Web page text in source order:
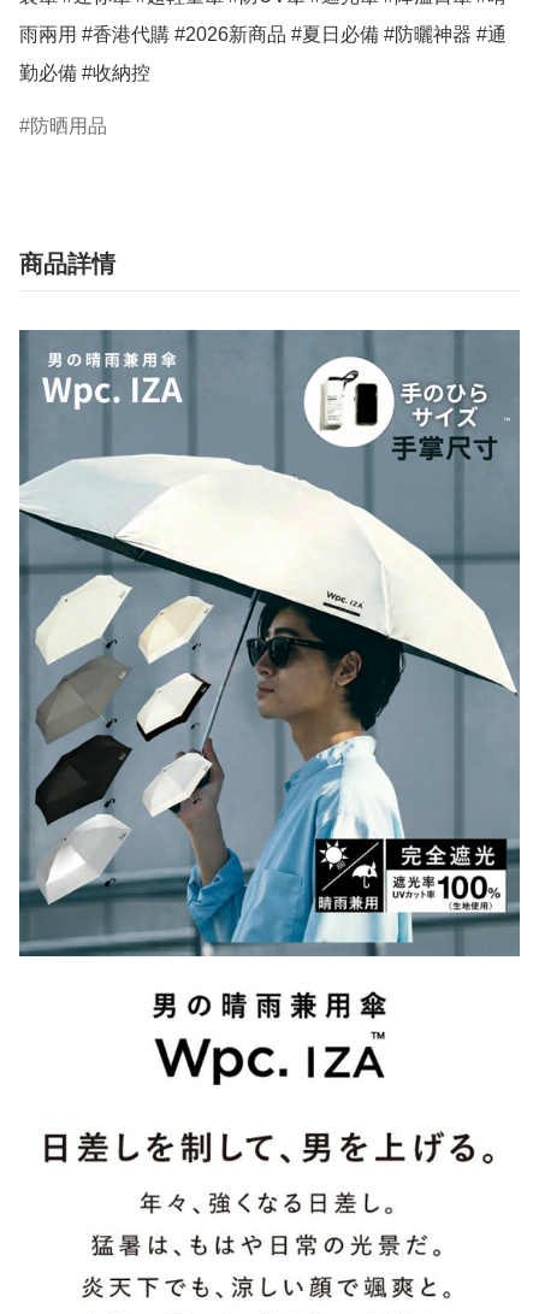
雨兩用 #香港代購 #2026新商品 #夏日必備 #防曬神器 #通
勤必備 #收納控
防晒用品
商品詳情